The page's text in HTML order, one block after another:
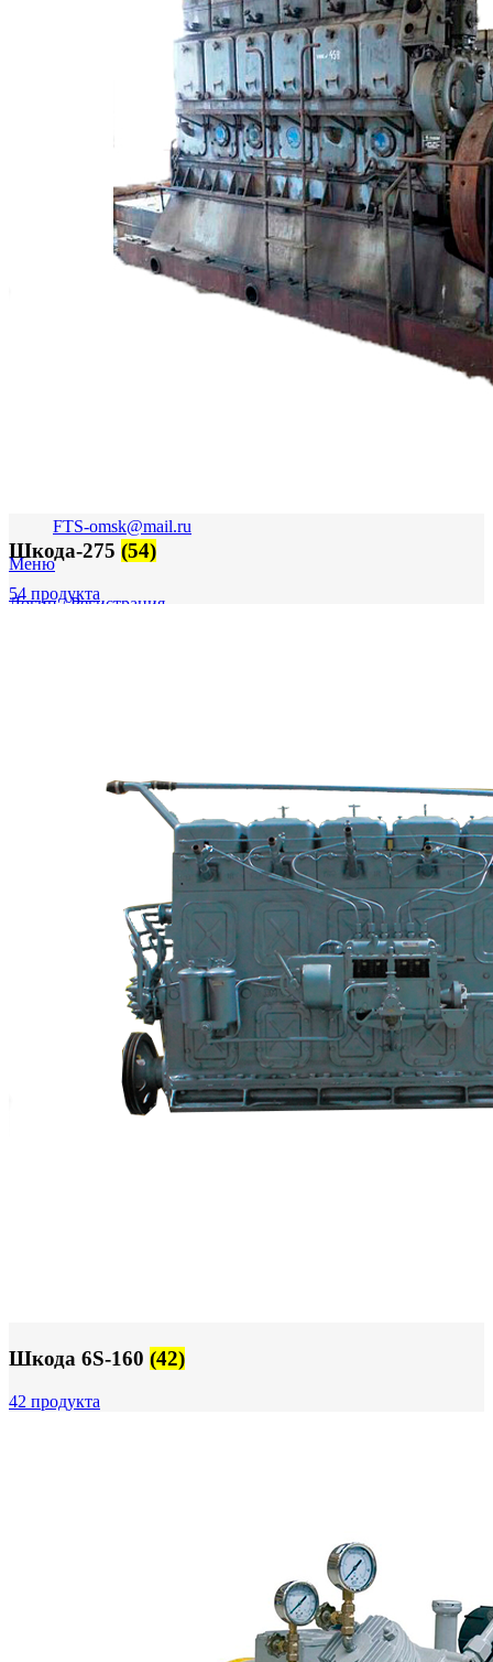
+7 (913) 672-49-54
FTS-omsk@mail.ru
Меню
Логин / Регистрация
Шкода-275 (54)
54 продукта
Шкода 6S-160 (42)
42 продукта